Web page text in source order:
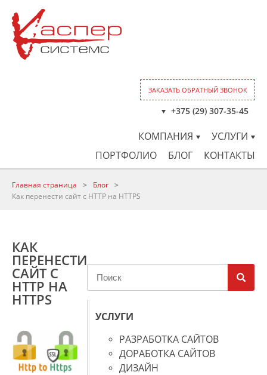
ЗАКАЗАТЬ ОБРАТНЫЙ ЗВОНОК
+375 (29) 307-35-45
КОМПАНИЯ
УСЛУГИ
ПОРТФОЛИО
БЛОГ КОНТАКТЫ
Главная страница > Блог >
Как перенести сайт с HTTP на HTTPS
КАК
ПЕРЕНЕСТИ
САЙТ С
HTTP НА
HTTPS
УСЛУГИ
РАЗРАБОТКА САЙТОВ
ДОРАБОТКА САЙТОВ
ДИЗАЙН